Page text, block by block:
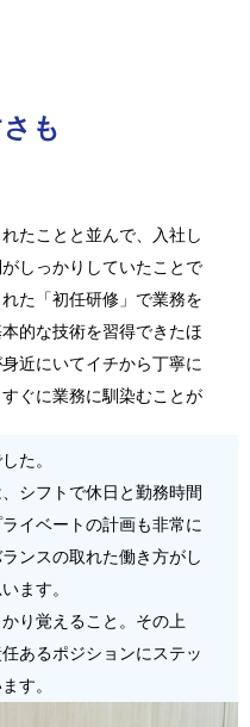
も
たことと並んで、入社し
しっかりしていたことで
た「初任研修」で業務を
的な技術を習得できたほ
近にいてイチから丁寧に
ぐに業務に馴染むことが
た。
シフトで休日と勤務時間
イベートの計画も非常に
ンスの取れた働き方がし
ます。
り覚えること。その上
あるポジションにステッ
す。